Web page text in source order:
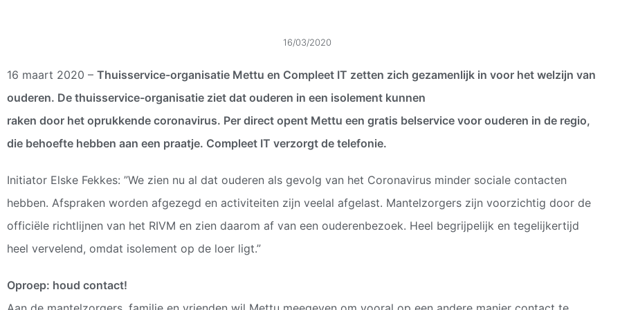
16/03/2020
16 maart 2020 – Thuisservice-organisatie Mettu en Compleet IT zetten zich gezamenlijk in voor het welzijn van
ouderen. De thuisservice-organisatie ziet dat ouderen in een isolement kunnen
raken door het oprukkende coronavirus. Per direct opent Mettu een gratis belservice voor ouderen in de regio,
die behoefte hebben aan een praatje. Compleet IT verzorgt de telefonie.
Initiator Elske Fekkes: ”We zien nu al dat ouderen als gevolg van het Coronavirus minder sociale contacten
hebben. Afspraken worden afgezegd en activiteiten zijn veelal afgelast. Mantelzorgers zijn voorzichtig door de
officiële richtlijnen van het RIVM en zien daarom af van een ouderenbezoek. Heel begrijpelijk en tegelijkertijd
heel vervelend, omdat isolement op de loer ligt.”
Oproep: houd contact!